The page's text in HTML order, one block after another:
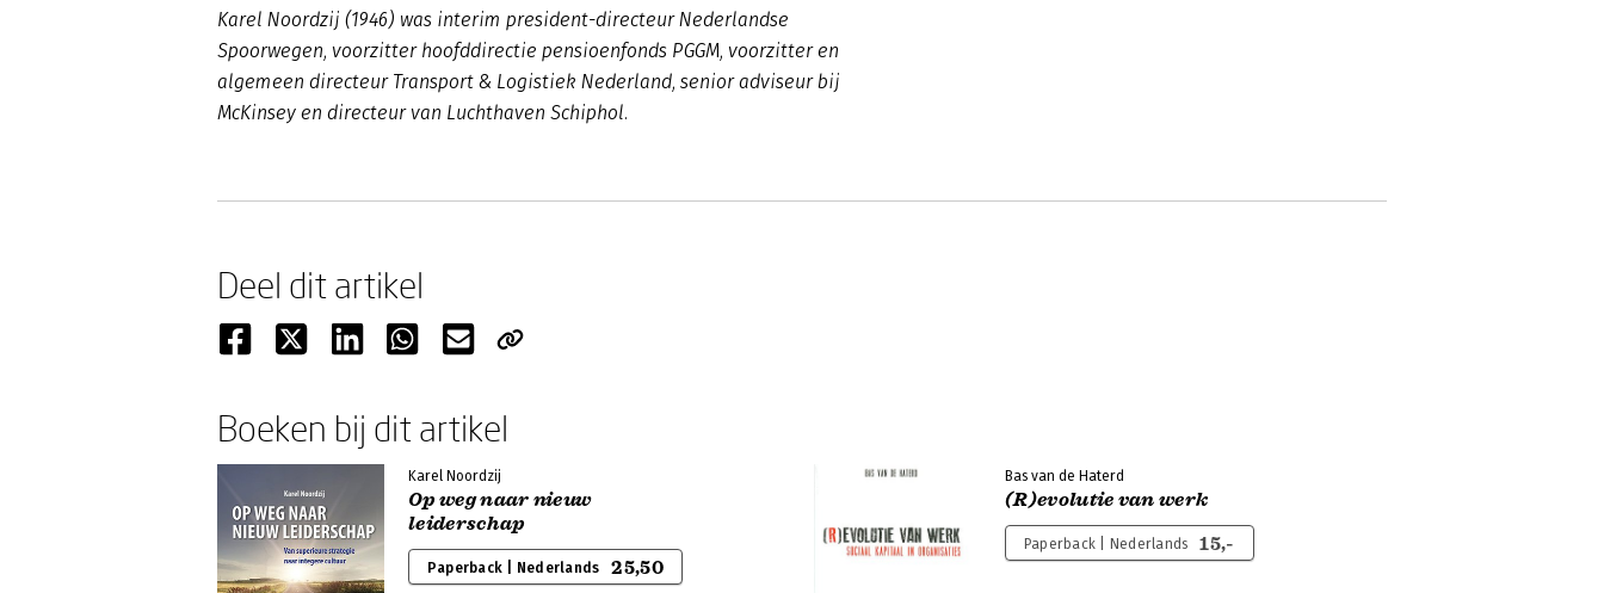
Karel Noordzij (1946) was interim president-directeur Nederlandse
Spoorwegen, voorzitter hoofddirectie pensioenfonds PGGM, voorzitter en
algemeen directeur Transport & Logistiek Nederland, senior adviseur bij
McKinsey en directeur van Luchthaven Schiphol.
Deel dit artikel
Boeken bij dit artikel
Karel Noordzij
Op weg naar nieuw
leiderschap
Paperback | Nederlands 25,50
Bas van de Haterd
(R)evolutie van werk
Paperback | Nederlands 15,-